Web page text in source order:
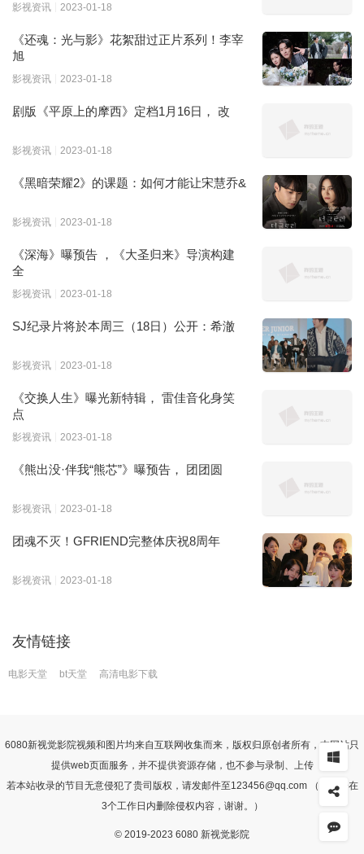
影视资讯 2023-01-18
《还魂：光与影》花絮甜过正片系列！李宰
旭
影视资讯 2023-01-18
剧版《平原上的摩西》定档1月16日， 改
影视资讯 2023-01-18
《黑暗荣耀2》的课题：如何才能让宋慧乔&
影视资讯 2023-01-18
《深海》曝预告 ，《大圣归来》导演构建
全
影视资讯 2023-01-18
SJ纪录片将於本周三（18日）公开：希澈
影视资讯 2023-01-18
《交换人生》曝光新特辑， 雷佳音化身笑
点
影视资讯 2023-01-18
《熊出没·伴我“熊芯”》曝预告， 团团圆
影视资讯 2023-01-18
团魂不灭！GFRIEND完整体庆祝8周年
影视资讯 2023-01-18
友情链接
电影天堂 bt天堂 高清电影下载
6080新视觉影院视频和图片均来自互联网收集而来，版权归原创者所有，本网站只
提供web页面服务，并不提供资源存储，也不参与录制、上传
若本站收录的节目无意侵犯了贵司版权，请发邮件至123456@qq.com （我们会在
3个工作日内删除侵权内容，谢谢。）
© 2019-2023 6080 新视觉影院